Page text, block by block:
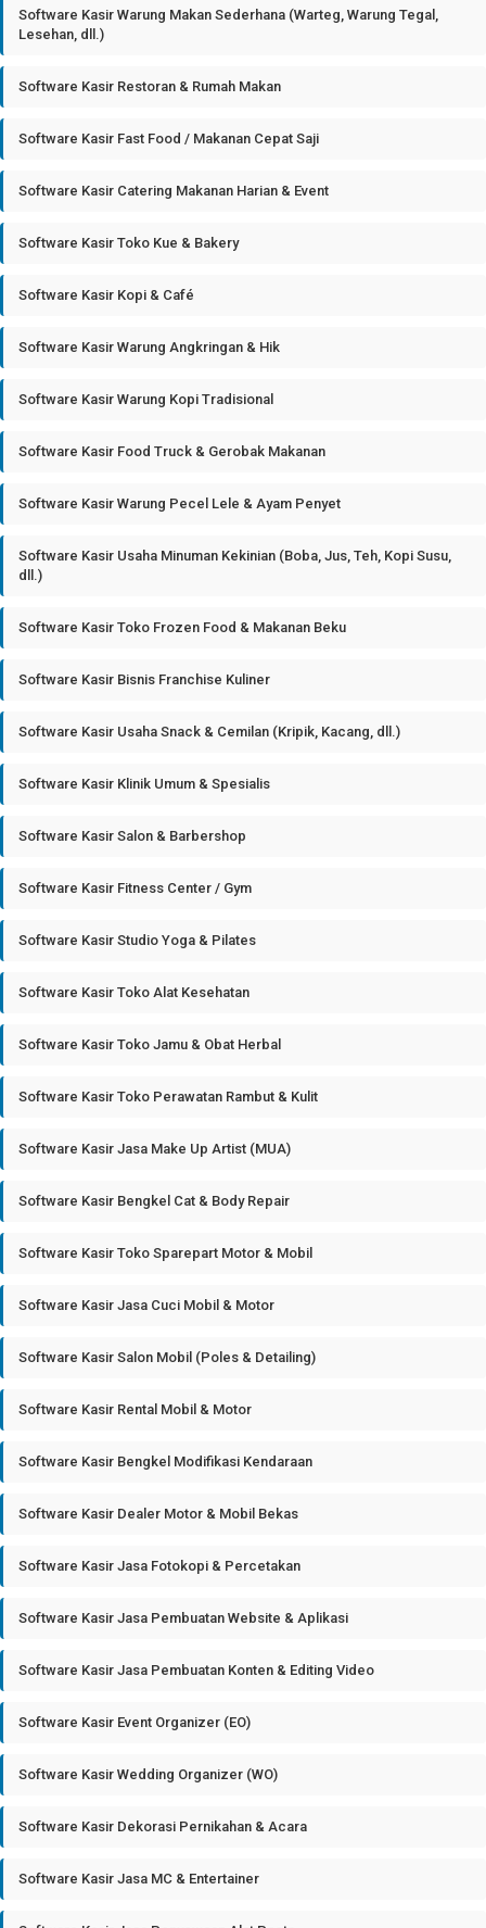
Software Kasir Warung Makan Sederhana (Warteg, Warung Tegal,
Lesehan, dll.)
Software Kasir Restoran & Rumah Makan
Software Kasir Fast Food / Makanan Cepat Saji
Software Kasir Catering Makanan Harian & Event
Software Kasir Toko Kue & Bakery
Software Kasir Kopi & Café
Software Kasir Warung Angkringan & Hik
Software Kasir Warung Kopi Tradisional
Software Kasir Food Truck & Gerobak Makanan
Software Kasir Warung Pecel Lele & Ayam Penyet
Software Kasir Usaha Minuman Kekinian (Boba, Jus, Teh, Kopi Susu,
dll.)
Software Kasir Toko Frozen Food & Makanan Beku
Software Kasir Bisnis Franchise Kuliner
Software Kasir Usaha Snack & Cemilan (Kripik, Kacang, dll.)
Software Kasir Klinik Umum & Spesialis
Software Kasir Salon & Barbershop
Software Kasir Fitness Center / Gym
Software Kasir Studio Yoga & Pilates
Software Kasir Toko Alat Kesehatan
Software Kasir Toko Jamu & Obat Herbal
Software Kasir Toko Perawatan Rambut & Kulit
Software Kasir Jasa Make Up Artist (MUA)
Software Kasir Bengkel Cat & Body Repair
Software Kasir Toko Sparepart Motor & Mobil
Software Kasir Jasa Cuci Mobil & Motor
Software Kasir Salon Mobil (Poles & Detailing)
Software Kasir Rental Mobil & Motor
Software Kasir Bengkel Modifikasi Kendaraan
Software Kasir Dealer Motor & Mobil Bekas
Software Kasir Jasa Fotokopi & Percetakan
Software Kasir Jasa Pembuatan Website & Aplikasi
Software Kasir Jasa Pembuatan Konten & Editing Video
Software Kasir Event Organizer (EO)
Software Kasir Wedding Organizer (WO)
Software Kasir Dekorasi Pernikahan & Acara
Software Kasir Jasa MC & Entertainer